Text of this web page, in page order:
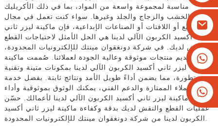
+8613825779334
+16266628193
مناسبة لمجموعة واسعة من المواد، بما في ذلك الأكريليك
والخشب والزجاج والجلد وغيرها. سواء كنت تعمل في مجال
التصنيع أو اللافتات أو الصناعات الإبداعية، فإن ماكينة ليزر ثاني
أكسيد الكربون الآلي لدينا هي الحل الأمثل لاحتياجات القطع
والنقش لديك. في شركة دونغقوان مينتك للإلكترونيات المحدودة،
نفخر بتقديم منتجات موثوقة وعالية الجودة لعملائنا. صُممت ماكينة
ليزر ثاني أكسيد الكربون الآلي لدينا بمكونات متينة وتقنية
متطورة، مما يضمن أداءً طويل الأمد ونتائج ثابتة. بفضل خدمة
العملاء الممتازة والدعم الفني، يمكنك الوثوق بموثوقية وأداء
ماكينة ليزر ثاني أكسيد الكربون الآلي لدينا لأعمالك. حسّن
عمليات القطع والنقش لديك بدقة وكفاءة ماكينة ليزر ثاني أكسيد